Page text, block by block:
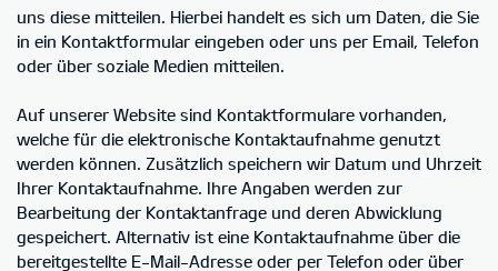
uns diese mitteilen. Hierbei handelt es sich um Daten, die Sie
in ein Kontaktformular eingeben oder uns per Email, Telefon
oder über soziale Medien mitteilen.
Auf unserer Website sind Kontaktformulare vorhanden,
welche für die elektronische Kontaktaufnahme genutzt
werden können. Zusätzlich speichern wir Datum und Uhrzeit
Ihrer Kontaktaufnahme. Ihre Angaben werden zur
Bearbeitung der Kontaktanfrage und deren Abwicklung
gespeichert. Alternativ ist eine Kontaktaufnahme über die
bereitgestellte E-Mail-Adresse oder per Telefon oder über